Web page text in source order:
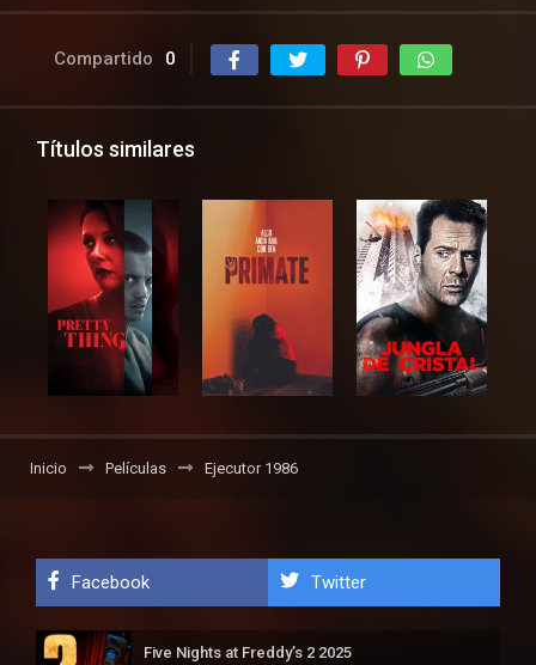
Compartido 0
Títulos similares
Inicio Películas Ejecutor 1986
Facebook Twitter
Five Nights at Freddy’s 2 2025